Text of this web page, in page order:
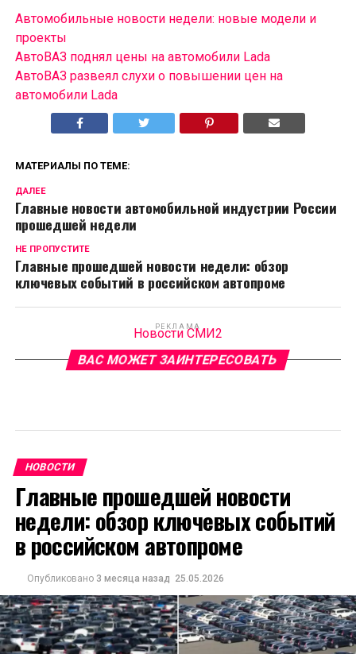
Автомобильные новости недели: новые модели и
проекты
АвтоВАЗ поднял цены на автомобили Lada
АвтоВАЗ развеял слухи о повышении цен на
автомобили Lada
МАТЕРИАЛЫ ПО ТЕМЕ:
ДАЛЕЕ
Главные новости автомобильной индустрии России
прошедшей недели
НЕ ПРОПУСТИТЕ
Главные прошедшей новости недели: обзор
ключевых событий в российском автопроме
РЕКЛАМА
Новости СМИ2
ВАС МОЖЕТ ЗАИНТЕРЕСОВАТЬ
НОВОСТИ
Главные прошедшей новости
недели: обзор ключевых событий
в российском автопроме
Опубликовано 3 месяца назад 25.05.2026